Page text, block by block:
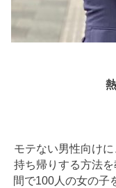
モテない男性向け
持ち帰りする方法
間で100人の女の子